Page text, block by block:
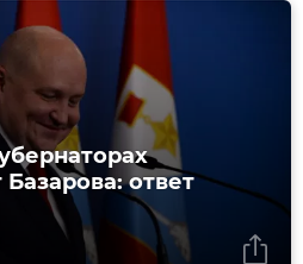
ответ